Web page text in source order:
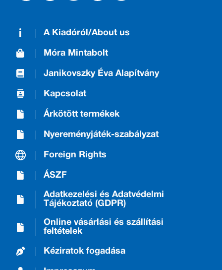
A Kiadóról/About us
Móra Mintabolt
Janikovszky Éva Alapítvány
Kapcsolat
Árkötött termékek
Nyereményjáték-szabályzat
Foreign Rights
ÁSZF
Adatkezelési és Adatvédelmi
Tájékoztató (GDPR)
Online vásárlási és szállítási
feltételek
Kéziratok fogadása